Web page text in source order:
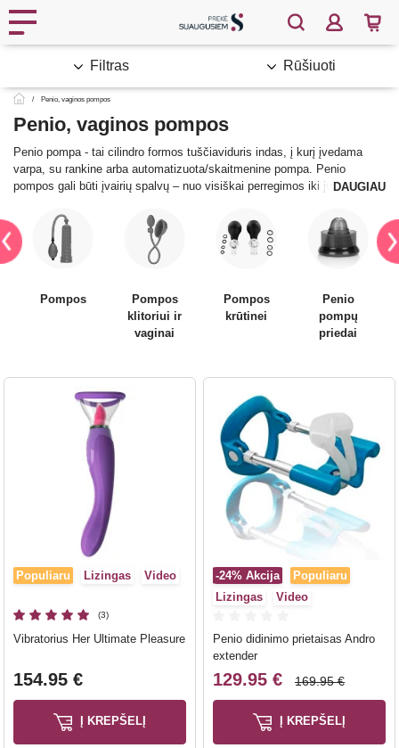
Penio, vaginos pompos
Filtras Rūšiuoti
Penio, vaginos pompos
Penio pompa - tai cilindro formos tuščiaviduris indas, į kurį įvedama
varpa, su rankine arba automatizuota/skaitmenine pompa. Penio
pompos gali būti įvairių spalvų – nuo visiškai perregimos iki juodos,
skale, kad būtų lengviau įvertinti rezultatą. Dalis pompų turi ir guminius
antgalius su siaura anga peniui įvesti, kad būtų paprasčiau naudotis
prietaisu ir būtų didesnis efektas. Kai kuriais atvejais, pompos būna su
Norite sužinoti, kaip naudotis penio pompa? Skaitykite straipsnyje
Penio pompa - penio didinimui.
DAUGIAU
Pompos
Pompos
klitoriui ir
vaginai
Pompos
krūtinei
Penio
pompų
priedai
Populiaru Lizingas Video
(3)
Vibratorius Her Ultimate Pleasure
154.95 €
Į KREPŠELĮ
-24% Akcija
Populiaru
Lizingas
Video
Penio didinimo prietaisas Andro
extender
129.95 € 169.95 €
Į KREPŠELĮ